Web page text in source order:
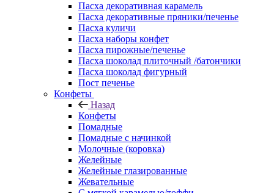
Пасха декоративная карамель
Пасха декоративные пряники/печенье
Пасха куличи
Пасха наборы конфет
Пасха пирожные/печенье
Пасха шоколад плиточный /батончики
Пасха шоколад фигурный
Пост печенье
Конфеты
Назад
Конфеты
Помадные
Помадные с начинкой
Молочные (коровка)
Желейные
Желейные глазированные
Жевательные